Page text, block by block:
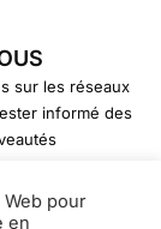
sur les réseaux
informé des
pour
en